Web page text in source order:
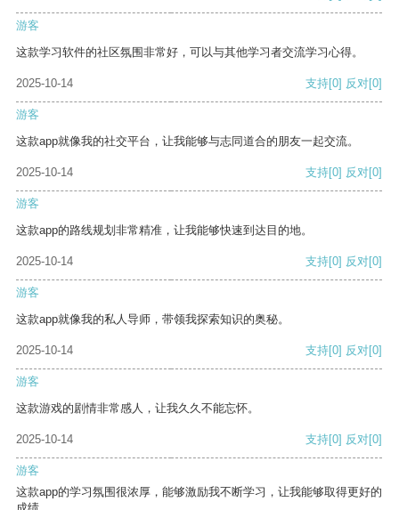
游客
这款学习软件的社区氛围非常好，可以与其他学习者交流学习心得。
2025-10-14 支持[0] 反对[0]
游客
这款app就像我的社交平台，让我能够与志同道合的朋友一起交流。
2025-10-14 支持[0] 反对[0]
游客
这款app的路线规划非常精准，让我能够快速到达目的地。
2025-10-14 支持[0] 反对[0]
游客
这款app就像我的私人导师，带领我探索知识的奥秘。
2025-10-14 支持[0] 反对[0]
游客
这款游戏的剧情非常感人，让我久久不能忘怀。
2025-10-14 支持[0] 反对[0]
游客
这款app的学习氛围很浓厚，能够激励我不断学习，让我能够取得更好的